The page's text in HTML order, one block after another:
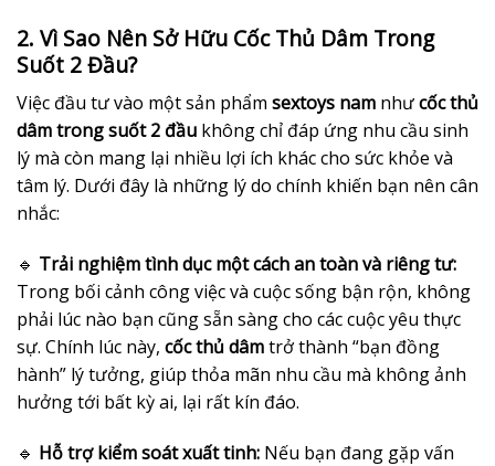
2. Vì Sao Nên Sở Hữu Cốc Thủ Dâm Trong
Suốt 2 Đầu?
Việc đầu tư vào một sản phẩm sextoys nam nhưcốc thủ
dâm trong suốt 2 đầu không chỉ đáp ứng nhu cầu sinh
lý mà còn mang lại nhiều lợi ích khác cho sức khỏe và
tâm lý. Dưới đây là những lý do chính khiến bạn nên cân
nhắc:
🔹 Trải nghiệm tình dục một cách an toàn và riêng tư:
Trong bối cảnh công việc và cuộc sống bận rộn, không
phải lúc nào bạn cũng sẵn sàng cho các cuộc yêu thực
sự. Chính lúc này, cốc thủ dâmtrở thành “bạn đồng
hành” lý tưởng, giúp thỏa mãn nhu cầu mà không ảnh
hưởng tới bất kỳ ai, lại rất kín đáo.
🔹 Hỗ trợ kiểm soát xuất tinh: Nếu bạn đang gặp vấn